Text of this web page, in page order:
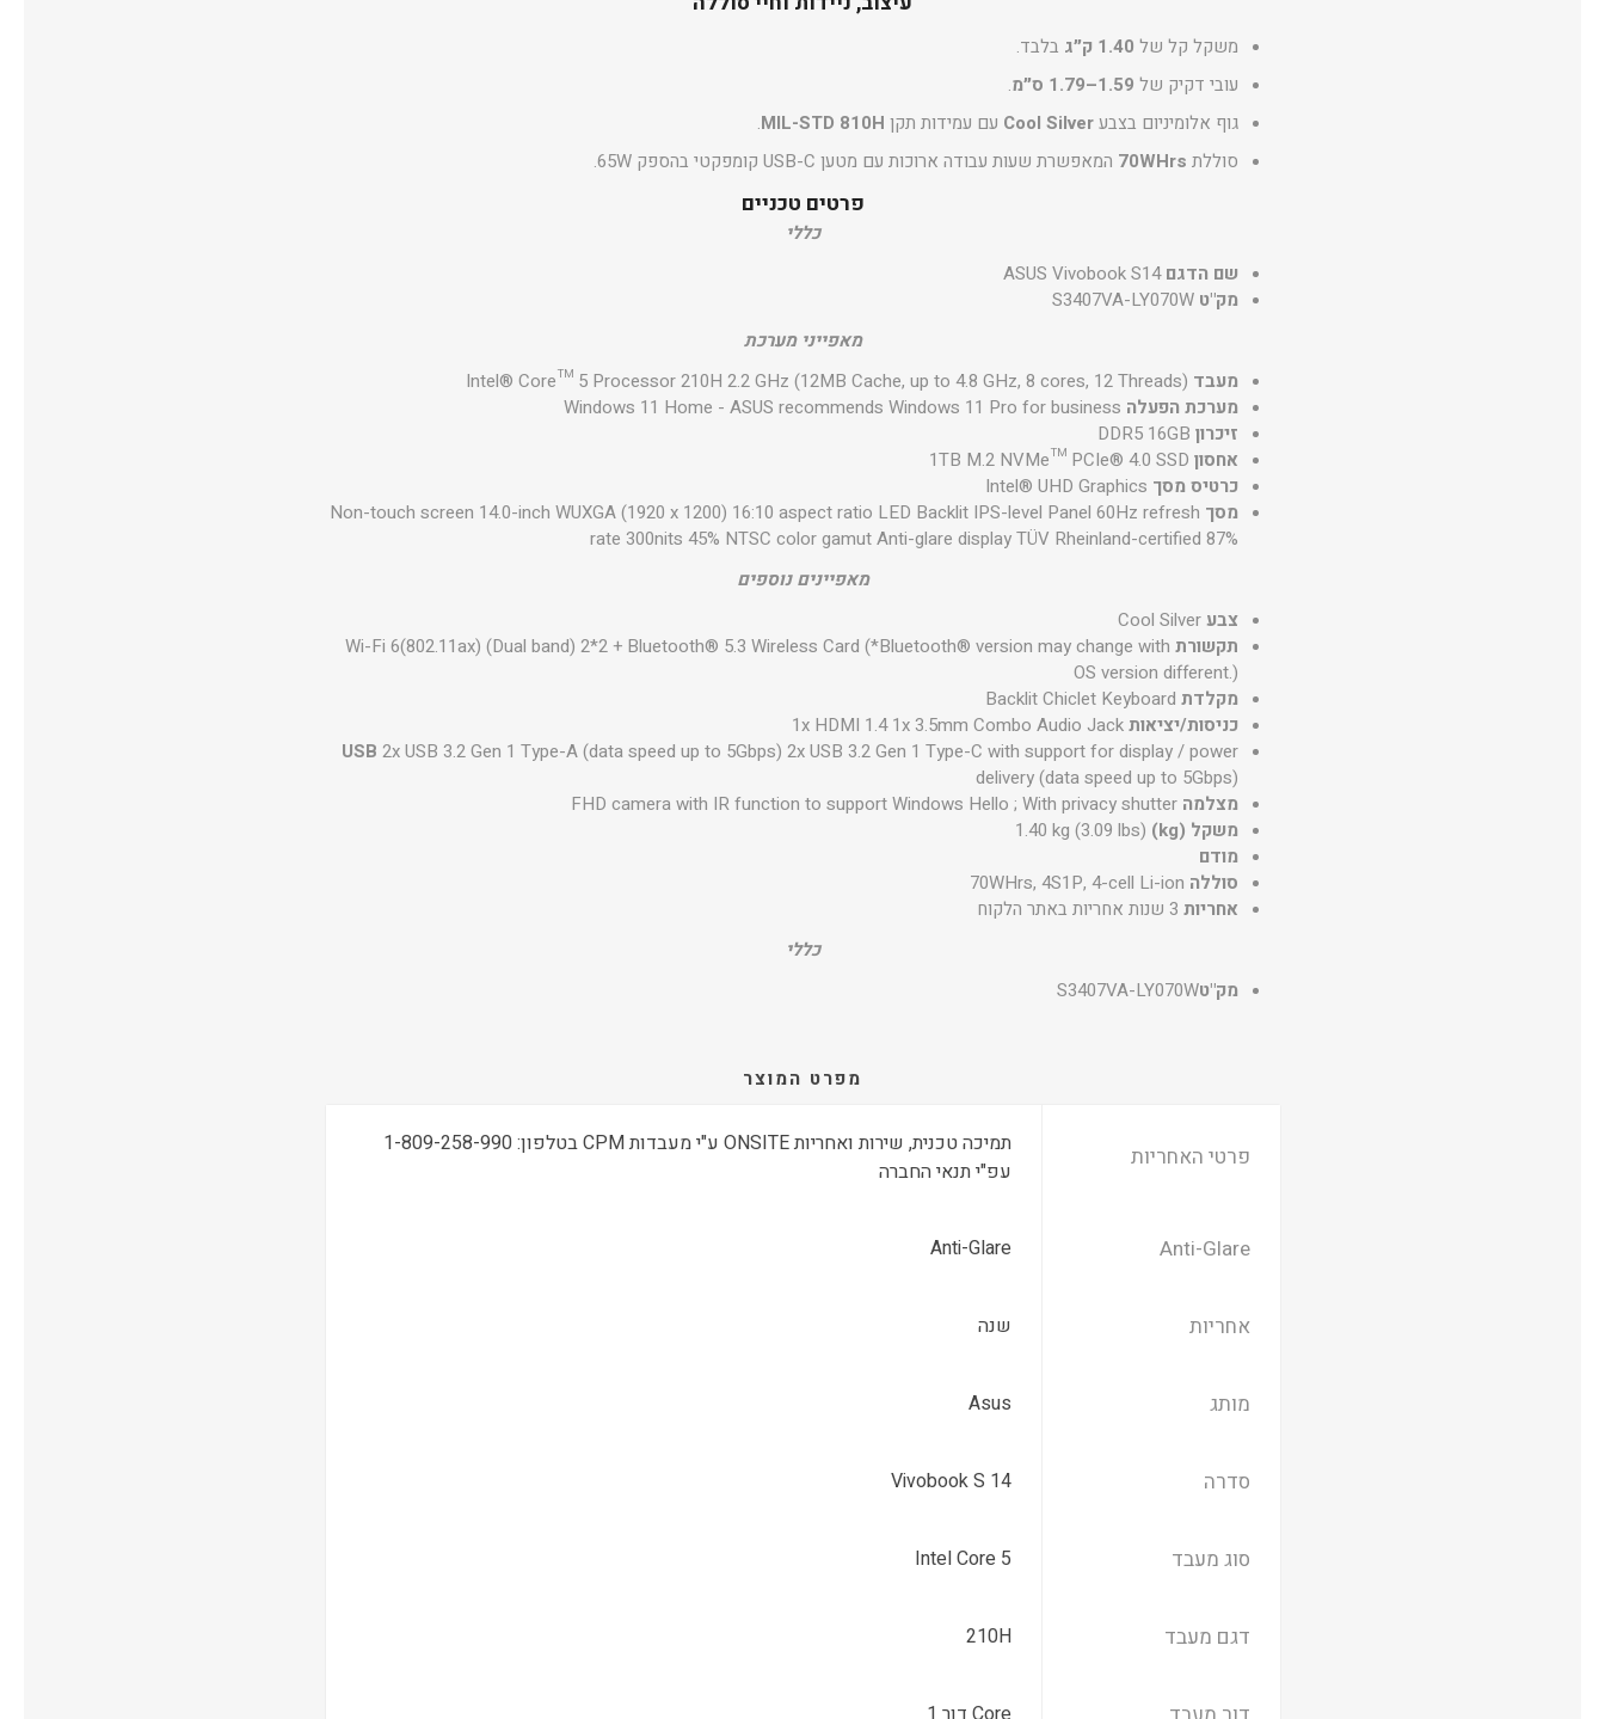
משקל קל של 1.40 ק״ג
בלבד.
עובי דקיק של 1.59–1.79 ס״מ
.
גוף אלומיניום בצבעCool Silver עם עמידות תקן MIL-STD 810H
.
סוללת 70WHrs המאפשרת שעות עבודה ארוכות עם מטען USB-C קומפקטי בהספק 65W.
פרטים טכניים
כללי
שם הדגםASUS Vivobook S14
מק"ט S3407VA-LY070W
מאפייני מערכת
מעבד Intel® Core™ 5 Processor 210H 2.2 GHz (12MB Cache, up to 4.8 GHz, 8 cores, 12 Threads)
מערכת הפעלה Windows 11 Home - ASUS recommends Windows 11 Pro for business
זיכרון DDR5 16GB
אחסון 1TB M.2 NVMe™ PCIe® 4.0 SSD
כרטיס מסך Intel® UHD Graphics
מסך Non-touch screen 14.0-inch WUXGA (1920 x 1200) 16:10 aspect ratio LED Backlit IPS-level Panel 60Hz refresh
rate 300nits 45% NTSC color gamut Anti-glare display TÜV Rheinland-certified 87%
מאפיינים נוספים
צבעCool Silver
תקשורת Wi-Fi 6(802.11ax) (Dual band) 2*2 + Bluetooth® 5.3 Wireless Card (*Bluetooth® version may change with
OS version different.)
מקלדת Backlit Chiclet Keyboard
כניסות/יציאות1x HDMI 1.4 1x 3.5mm Combo Audio Jack
USB 2x USB 3.2 Gen 1 Type-A (data speed up to 5Gbps) 2x USB 3.2 Gen 1 Type-C with support for display / power
delivery (data speed up to 5Gbps)
מצלמהFHD camera with IR function to support Windows Hello ; With privacy shutter
משקל (kg)
1.40 kg (3.09 lbs)
מודם
סוללה 70WHrs, 4S1P, 4-cell Li-ion
אחריות 3 שנות אחריות באתר הלקוח
כללי
מק"טS3407VA-LY070W
מפרט המוצר
פרטי האחריות
תמיכה טכנית, שירות ואחריות ONSITE ע"י מעבדות CPM בטלפון: 1-809-258-990
עפ"י תנאי החברה
Anti-Glare
Anti-Glare
אחריות שנה
מותג Asus
סדרה Vivobook S 14
סוג מעבד Intel Core 5
דגם מעבד 210H